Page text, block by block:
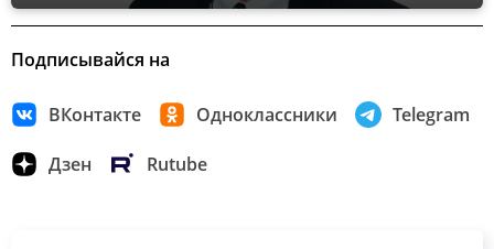
Подписывайся на
ВКонтакте Одноклассники Telegram
Дзен Rutube